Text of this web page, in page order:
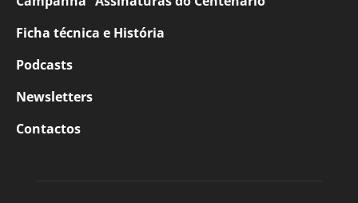
Ficha técnica e História
Podcasts
Newsletters
Contactos